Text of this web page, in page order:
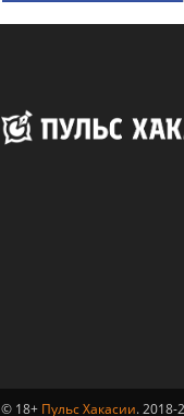
© 18+ Пульс Хакасии.